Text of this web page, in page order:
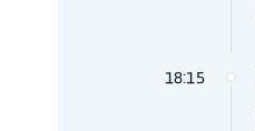
18:15